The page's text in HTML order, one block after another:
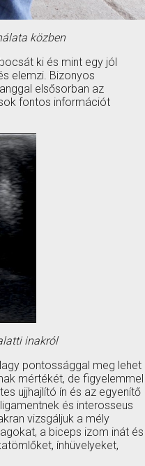
közben
ki és mint egy jól
elemzi. Bizonyos
elsősorban az
fontos információt
inakról
pontossággal meg lehet
mértékét, de figyelemmel
ujjhajlító ín és az egyenítő
és interosseus
vizsgáljuk a mély
a biceps izom inát és
ínhüvelyeket,